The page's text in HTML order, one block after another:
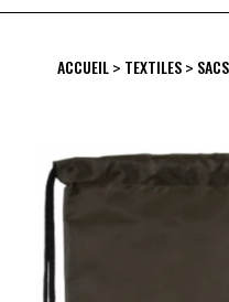
ACCUEIL> TEXTILES> SACS